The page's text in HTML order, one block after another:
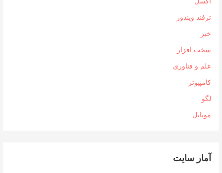
ترفند ویندوز
خبر
سخت افزار
علم و فناوری
کامپیوتر
لگو
موبایل
آمار سایت